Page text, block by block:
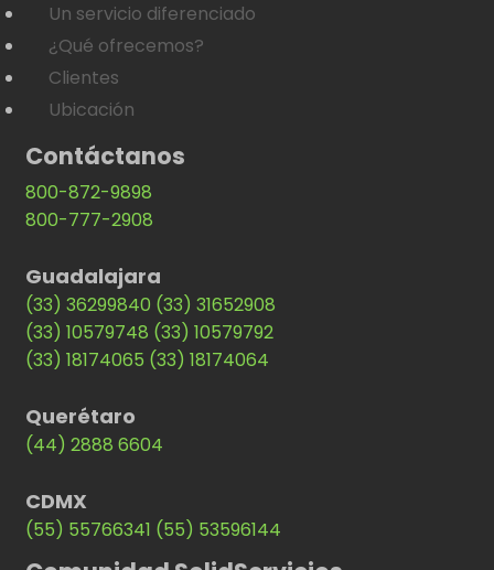
Un servicio diferenciado
¿Qué ofrecemos?
Clientes
Ubicación
Contáctanos
800-872-9898
800-777-2908
Guadalajara
(33) 36299840 (33) 31652908
(33) 10579748 (33) 10579792
(33) 18174065 (33) 18174064
Querétaro
(44) 2888 6604
CDMX
(55) 55766341 (55) 53596144